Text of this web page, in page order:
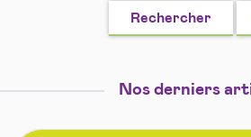
Rechercher
Nos derniers